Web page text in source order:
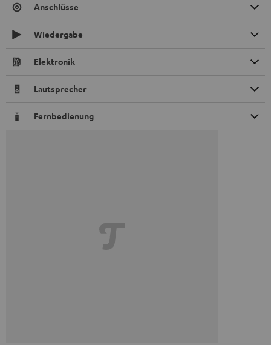
Anschlüsse
Wiedergabe
Elektronik
Lautsprecher
Fernbedienung